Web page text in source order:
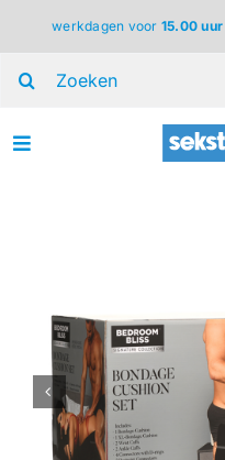
inhoud
werkdagen voor 15.00 uur
Toggle
voor koppels
lingerie